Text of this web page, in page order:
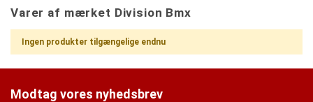
Varer af mærket Division Bmx
Ingen produkter tilgængelige endnu
Modtag vores nyhedsbrev